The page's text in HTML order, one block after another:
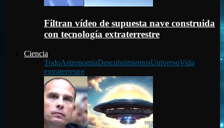
Filtran vídeo de supuesta nave construida
con tecnología extraterrestre
Ciencia
TodoAstronomíaDescubrimientosUniversoVida
extraterrestre